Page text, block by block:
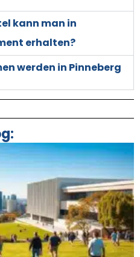
kann man in
erhalten?
werden in Pinneberg